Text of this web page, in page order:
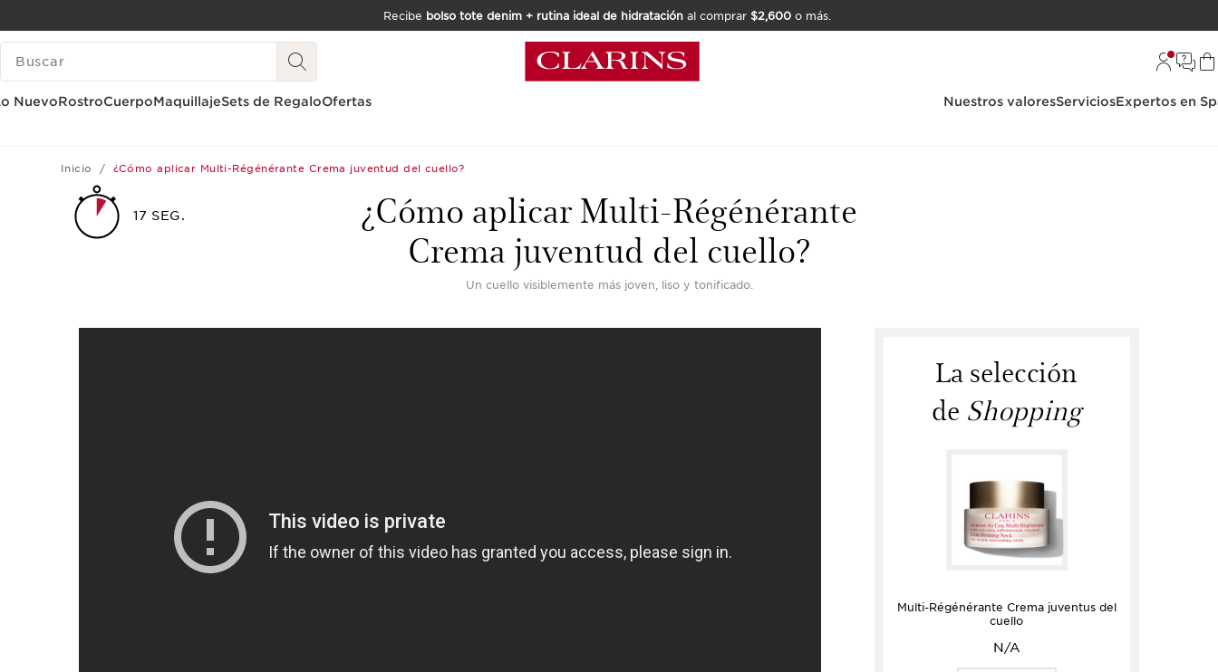
IR AL CONTENIDO
Recibe bolso tote denim + rutina ideal de hidratación al comprar $2,600 o más.
BUSCAR
NuevoRostroCuerpoMaquillajeSets de RegaloOfertas Nuestros valoresServiciosExpertos en
Inicio ¿Cómo aplicar Multi-Régénérante Crema juventud del cuello?
¿Cómo aplicar Multi-Régénérante
Crema juventud del cuello?
Un cuello visiblemente más joven, liso y tonificado.
17 SEG.
La selección
de Shopping
Multi-Régénérante Crema juventus del
cuello
N/A